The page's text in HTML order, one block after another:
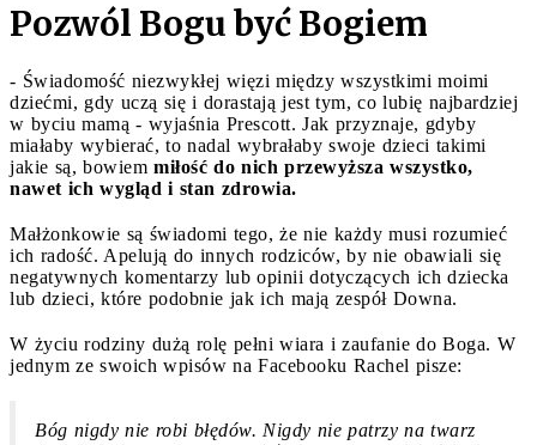
Pozwól Bogu być Bogiem
- Świadomość niezwykłej więzi między wszystkimi moimi
dziećmi, gdy uczą się i dorastają jest tym, co lubię najbardziej
w byciu mamą - wyjaśnia Prescott. Jak przyznaje, gdyby
miałaby wybierać, to nadal wybrałaby swoje dzieci takimi
jakie są, bowiem miłość do nich przewyższa wszystko,
nawet ich wygląd i stan zdrowia.
Małżonkowie są świadomi tego, że nie każdy musi rozumieć
ich radość. Apelują do innych rodziców, by nie obawiali się
negatywnych komentarzy lub opinii dotyczących ich dziecka
lub dzieci, które podobnie jak ich mają zespół Downa.
W życiu rodziny dużą rolę pełni wiara i zaufanie do Boga. W
jednym ze swoich wpisów na Facebooku Rachel pisze:
Bóg nigdy nie robi błędów. Nigdy nie patrzy na twarz